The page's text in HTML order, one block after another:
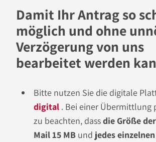
Damit Ihr Antrag so
möglich und ohne
Verzögerung von uns
bearbeitet werden
Bitte nutzen Sie die digitale
digital . Bei einer Übermittlung
zu beachten, dassdie Größe
Mail 15 MB und jedes